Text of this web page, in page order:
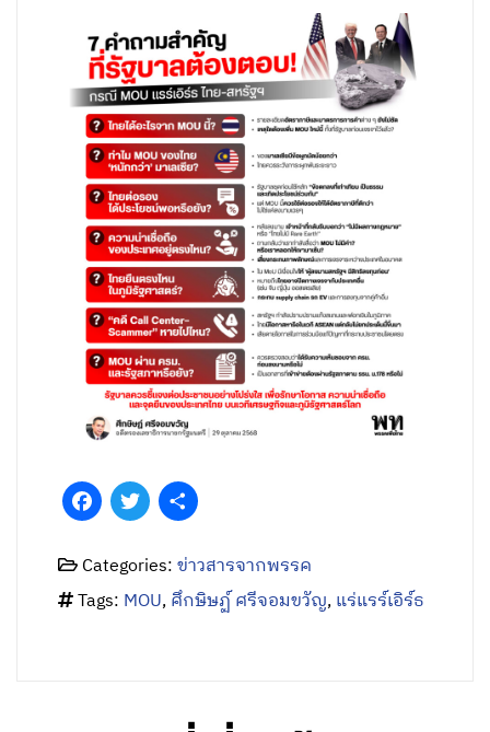
FacebookTwitter
Categories:ข่าวสารจากพรรค
Tags: MOU,ศึกษิษฏ์ ศรีจอมขวัญ,แร่แรร์เอิร์ธ